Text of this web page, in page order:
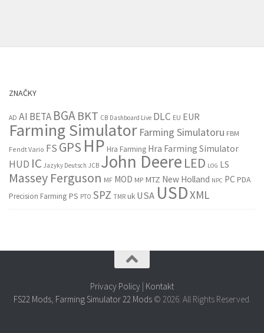
ZNAČKY
AD AI BETA BGABKT CB Dashboard Live DLC EU EUR
Farming Simulator Farming Simulatoru FBM
Fendt Vario FS GPS HP Hra Farming Hra Farming Simulator
HUD IC Jazyky Deutsch JCB John Deere LED LOG LS
Massey Ferguson MF MOD MP MTZ New Holland NPC PC PDA
Precision Farming PS PTO SPZ TMR uk USA USDXML
Privacy Policy | Kontakt
FS22 Mods, Farming Simulator 22 Mods© 2026. All Rights Reserved.